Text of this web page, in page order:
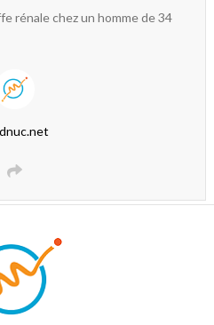
rénale chez un homme de 34